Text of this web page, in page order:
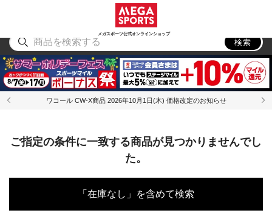
メガスポーツ公式オンラインショップ
アウトドア
検索
ワコール CW-X商品 2026年10月1日(木) 価格改定のお知らせ
ご指定の条件に一致する商品が見つかりませんでし
た。
「在庫なし」を含めて検索